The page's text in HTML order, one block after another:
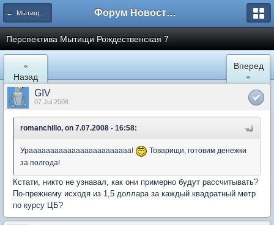
← Мытищи, Рождественская 7 Форум Новостройки
Перспектива Мытищи Рождественская 7
«
Назад
Вперед
»
GIV
07 Jul 2008
romanchillo, on 7.07.2008 - 16:58:
Ураааааааааааааааааааааааа!
Товарищи, готовим денежки
за полгода!
Кстати, никто не узнавал, как они примерно будут рассчитывать?
По-прежнему исходя из 1,5 доллара за каждый квадратный метр
по курсу ЦБ?